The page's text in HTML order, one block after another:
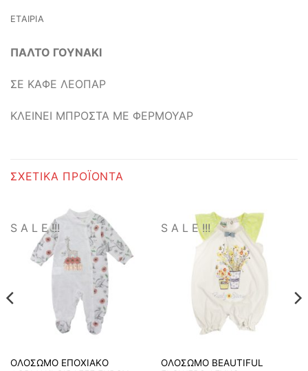
ΕΤΑΙΡΊΑ
ΠΑΛΤΟ ΓΟΥΝΑΚΙ
ΣΕ ΚΑΦΕ ΛΕΟΠΑΡ
ΚΛΕΙΝΕΙ ΜΠΡΟΣΤΑ ΜΕ ΦΕΡΜΟΥΑΡ
ΣΧΕΤΙΚΆ ΠΡΟΪΌΝΤΑ
S A L E !!!
ΟΛΟΣΩΜΟ ΕΠΟΧΙΑΚΟ
S A L E !!!
ΟΛΟΣΩΜΟ BEAUTIFUL